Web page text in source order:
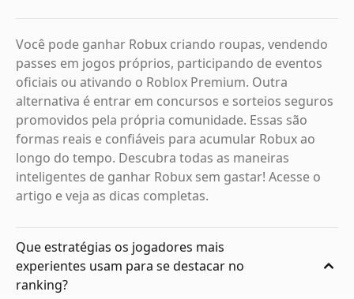
Você pode ganhar Robux criando roupas, vendendo
passes em jogos próprios, participando de eventos
oficiais ou ativando o Roblox Premium. Outra
alternativa é entrar em concursos e sorteios seguros
promovidos pela própria comunidade. Essas são
formas reais e confiáveis para acumular Robux ao
longo do tempo. Descubra todas as maneiras
inteligentes de ganhar Robux sem gastar! Acesse o
artigo e veja as dicas completas.
Que estratégias os jogadores mais
experientes usam para se destacar no
ranking?